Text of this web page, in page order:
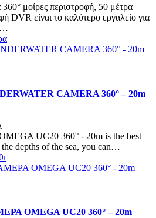
μοίρες περιστροφή, 50 μέτρα
DVR είναι το καλύτερο εργαλείο για
CAMERA 360° – 20m
€.
UC20 360° - 20m is the best
depths of the sea, you can…
OMEGA UC20 360° – 20m